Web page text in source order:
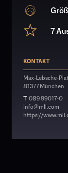
7
KONTAKT
Max-Lebsche-
81377 München
T 089 99017-0
info@mll.com
https://